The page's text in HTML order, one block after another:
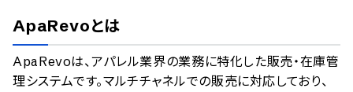
のサービスデータを参照しています。
情報更新者：業界DX最強ナビ編集部 情報取得元 掲載修正依頼
ApaRevoとは
ApaRevoは、アパレル業界の業務に特化した販売・在庫管
理システムです。マルチチャネルでの販売に対応しており、